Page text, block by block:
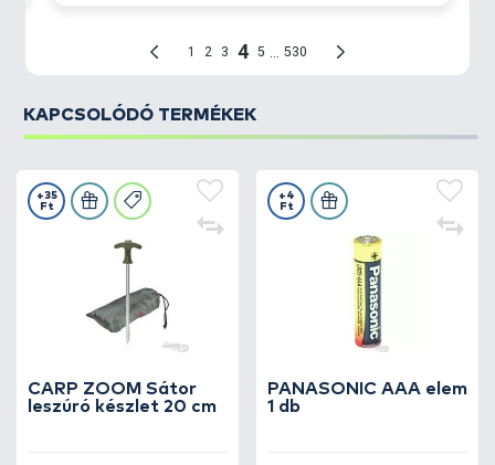
KAPCSOLÓDÓ TERMÉKEK
CARP ZOOM Sátor
leszúró készlet 20 cm
+35
Ft
PANASONIC AAA elem
1 db
+4
Ft